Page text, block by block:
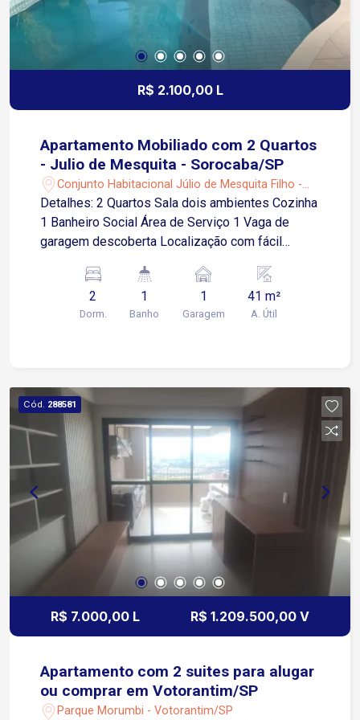
Depósitos; garagem para 03 carros cobertos e
03 carros descobertos; Condomínio Oferece
Quadra de futebol, Quadra tênis, Quadra Beach
tênis, Play ground, Academia, Pista de
R$ 2.100,00 L
Apartamento Mobiliado com 2 Quartos
- Julio de Mesquita - Sorocaba/SP
Conjunto Habitacional Júlio de Mesquita Filho -
Sorocaba/SP
Detalhes: 2 Quartos Sala dois ambientes Cozinha
1 Banheiro Social Área de Serviço 1 Vaga de
garagem descoberta Localização com fácil
urbana, próximo a comércios, serviços e
transporte público 2 minutos da Avenida Dr.
Américo Figueiredo 4 minutos da Rodovia
segurança Playground Espaço pet Academia
Sauna Mini campo Quadra poliesportiva Piscina
adulto e infantil Salão de festas 2 quiosques
Bicicletário Portaria 24 horas
2
Dorm.
1
Banho
1
Garagem
41 m²
A. Útil
Cód. 288581
R$ 7.000,00 L R$ 1.209.500,00 V
Apartamento com 2 suites para alugar
ou comprar em Votorantim/SP
Parque Morumbi - Votorantim/SP